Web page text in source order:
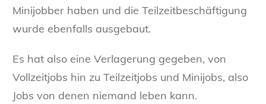
Minijobber haben und die Teilzeitbeschäftigung
wurde ebenfalls ausgebaut.
Es hat also eine Verlagerung gegeben, von
Vollzeitjobs hin zu Teilzeitjobs und Minijobs, also
Jobs von denen niemand leben kann.